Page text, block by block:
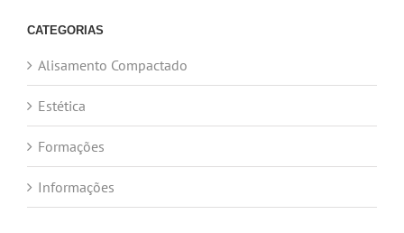
CATEGORIAS
Alisamento Compactado
Estética
Formações
Informações